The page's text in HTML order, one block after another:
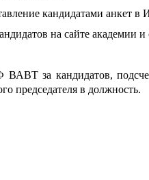
кандидатами анкет в
на сайте академии и
за кандидатов,
председателя в должность.